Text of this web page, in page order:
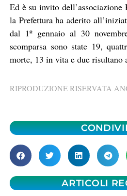
Ed è su invito dell’associazione
la Prefettura ha aderito
dal 1º gennaio al 30
scomparsa sono state 19,
morte, 13 in vita e due risultano
RIPRODUZIONE RISERVATA
ARTICOLI